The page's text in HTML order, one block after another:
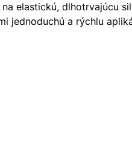
elastickú, dlhotrvajúcu
jednoduchú a rýchlu